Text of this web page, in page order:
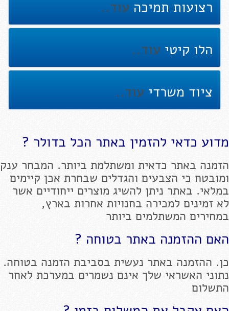
רצועות תמיכה עוד..
הלו קיטי עוד..
ציוד משרדי עוד..
מדוע כדאי להזמין באתר הכל בדולר ?
הזמנה באתר כדאית ומשתלמת ביותר. המבחר ענק
ומובטח כי הצבעים והגדלים שבחרת אכן קיימים
במלאי. באתר ניתן להשיג מוצרים ייחודיים אשר
לא זמינים למכירה בחנויות אחרות בארץ,
במחירים המשתלמים ביותר
האם ההזמנה באתר בטוחה ?
כן. ההזמנה באתר נעשית בסביבת הזמנה בטוחה.
נתוני האשראי שלך אינם נשמרים במערכת לאחר
התשלום